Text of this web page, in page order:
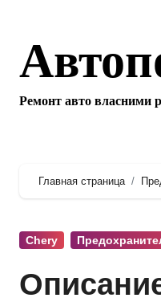
содержанию
Ремонт авто власними
Главная страница
Chery